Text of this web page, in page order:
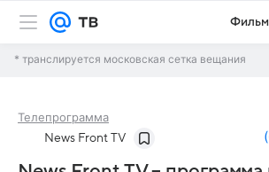
* транслируется московская сетка вещания
Телепрограмма
News Front TV (